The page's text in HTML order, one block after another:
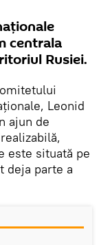
centrala
Rusiei.
Leonid
ajun de
este situată pe
deja parte a